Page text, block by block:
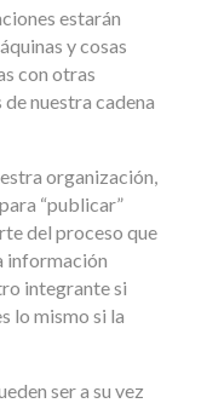
estarán
y cosas
con otras
nuestra cadena
organización,
“publicar”
del proceso que
información
integrante si
lo mismo si la
ser a su vez